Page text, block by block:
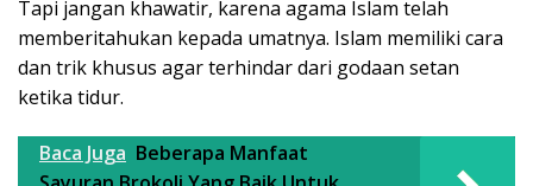
Tapi jangan khawatir, karena agama Islam telah
memberitahukan kepada umatnya. Islam memiliki cara
dan trik khusus agar terhindar dari godaan setan
ketika tidur.
Baca Juga Beberapa Manfaat